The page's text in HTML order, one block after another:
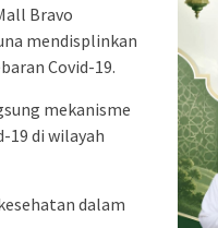
Bravo
mendisplinkan
Covid-19.
mekanisme
19 di wilayah
dalam